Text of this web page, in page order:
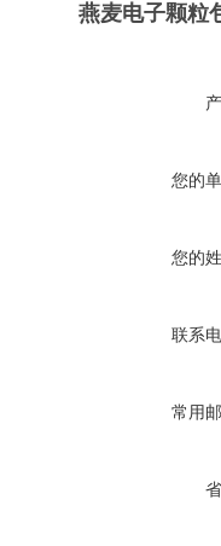
燕麦电子颗粒
您的
您的
联系
常用